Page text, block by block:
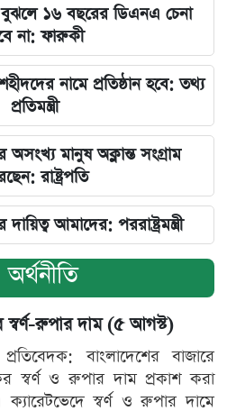
বুঝলে ১৬ বছরের ডিএনএ চেনা
না: ফারুকী
নামে প্রতিষ্ঠান হবে: তথ্য
প্রতিমন্ত্রী
মানুষ অক্লান্ত সংগ্রাম
রাষ্ট্রপতি
আমাদের: পররাষ্ট্রমন্ত্রী
অর্থনীতি
রুপার দাম (৫ আগস্ট)
বাংলাদেশের বাজারে
স্বর্ণ ও রুপার দাম প্রকাশ করা
ক্যারেটভেদে স্বর্ণ ও রুপার দামে